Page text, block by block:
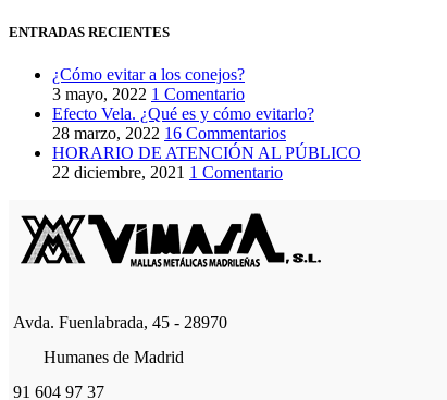
ENTRADAS RECIENTES
¿Cómo evitar a los conejos?
3 mayo, 2022 1 Comentario
Efecto Vela. ¿Qué es y cómo evitarlo?
28 marzo, 2022 16 Commentarios
HORARIO DE ATENCIÓN AL PÚBLICO
22 diciembre, 2021 1 Comentario
Avda. Fuenlabrada, 45 - 28970
Humanes de Madrid
91 604 97 37